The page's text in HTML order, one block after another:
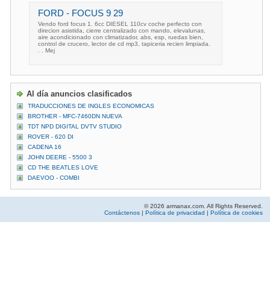
FORD - FOCUS 9 29
Vendo ford focus 1. 6cc DIESEL 110cv coche perfecto con
direcion asistida, cierre centralizado con mando, elevalunas,
aire acondicionado con climatizador, abs, esp, ruedas bien,
control de crucero, lector de cd mp3, tapiceria recien limpiada.
. . Mej
Al día anuncios clasificados
TRADUCCIONES DE INGLES ECONOMICAS
BROTHER - MFC-7460DN NUEVA
TDT NPD DIGITAL DVTV STUDIO
ROVER - 620 DI
CADENA 16
JOHN DEERE - 5500 3
CD THE BEATLES LOVE
DAEVOO - COMBI
© 2026 armanax.com. All Rights Reserved.
Contáctenos | Política de privacidad | Política de cookies